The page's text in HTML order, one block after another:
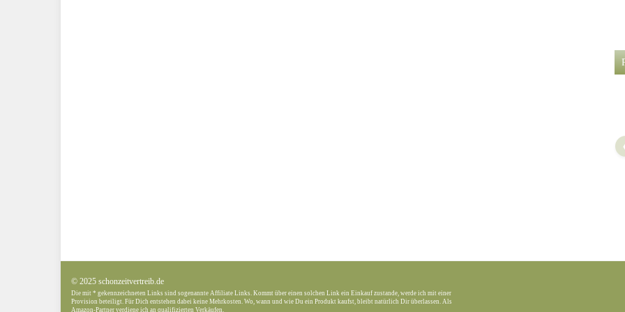
© 2025 schonzeitvertreib.de
Die mit * gekennzeichneten Links sind sogenannte Affiliate Links. Kommt über einen solchen Link ein Einkauf zustande, werde ich mit einer
Provision beteiligt. Für Dich entstehen dabei keine Mehrkosten. Wo, wann und wie Du ein Produkt kaufst, bleibt natürlich Dir überlassen. Als
Amazon-Partner verdiene ich an qualifizierten Verkäufen.